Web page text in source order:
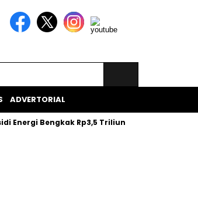
ADVERTORIAL
Energi Bengkak Rp3,5 Triliun, BBM